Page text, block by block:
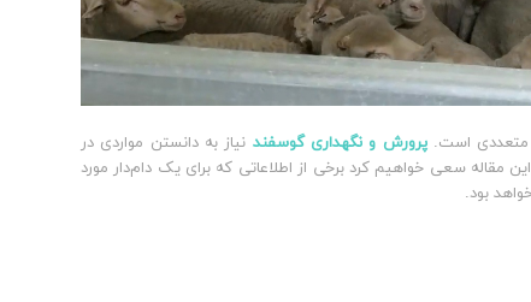
متعددی است.پرورش و نگهداری گوسفند نیاز به دانستن مواردی در
مقاله سعی خواهیم کرد برخی از اطلاعاتی که برای یک دام‌دار مورد
بود.